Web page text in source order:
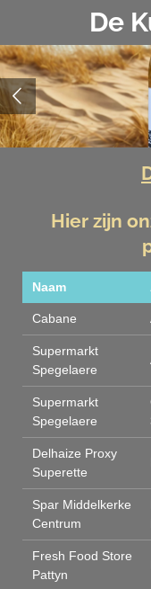
naar
de
hoofdinhoud
De
Hier zijn
Naam
Cabane
Supermarkt
Spegelaere
Supermarkt
Spegelaere
Delhaize Proxy
Superette
Spar Middelkerke
Centrum
Fresh Food Store
Pattyn